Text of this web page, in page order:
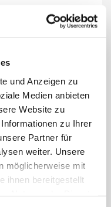
und Anzeigen zu
Medien anbieten
Website zu
zu Ihrer
Partner für
weiter. Unsere
möglicherweise mit
ihnen bereitgestellt